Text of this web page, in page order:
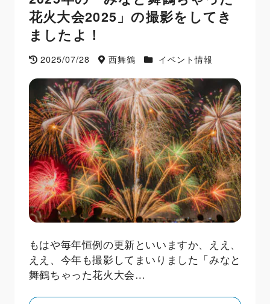
花火大会2025」の撮影をしてき
ましたよ！
2025/07/28 西舞鶴 イベント情報
もはや毎年恒例の更新といいますか、ええ、
ええ、今年も撮影してまいりました「みなと
舞鶴ちゃった花火大会…